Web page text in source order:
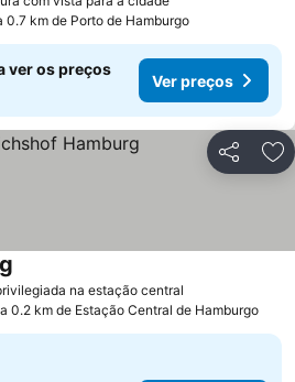
0.7 km de Porto de Hamburgo
ver os preços
Ver preços
Partilhar
na estação central
a 0.2 km de Estação Central de Hamburgo